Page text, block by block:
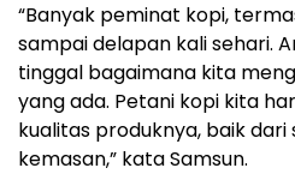
“Banyak peminat kopi,
sampai delapan kali sehari.
tinggal bagaimana kita
yang ada. Petani kopi kita
kualitas produknya, baik dari
kemasan,” kata Samsun.